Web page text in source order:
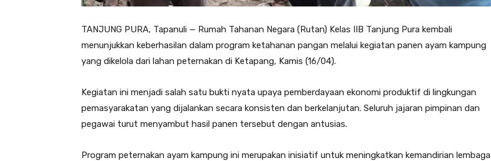
TANJUNG PURA, Tapanuli — Rumah Tahanan Negara (Rutan) Kelas IIB Tanjung Pura kembali
menunjukkan keberhasilan dalam program ketahanan pangan melalui kegiatan panen ayam kampung
yang dikelola dari lahan peternakan di Ketapang, Kamis (16/04).
Kegiatan ini menjadi salah satu bukti nyata upaya pemberdayaan ekonomi produktif di lingkungan
pemasyarakatan yang dijalankan secara konsisten dan berkelanjutan. Seluruh jajaran pimpinan dan
pegawai turut menyambut hasil panen tersebut dengan antusias.
Program peternakan ayam kampung ini merupakan inisiatif untuk meningkatkan kemandirian lembaga